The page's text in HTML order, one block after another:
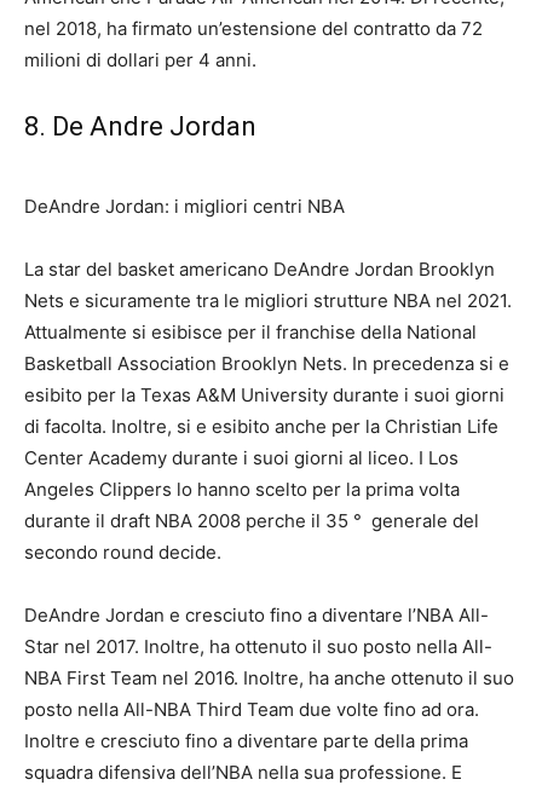
nel 2018, ha firmato un’estensione del contratto da 72
milioni di dollari per 4 anni.
8. De Andre Jordan
DeAndre Jordan: i migliori centri NBA
La star del basket americano DeAndre Jordan Brooklyn
Nets e sicuramente tra le migliori strutture NBA nel 2021.
Attualmente si esibisce per il franchise della National
Basketball Association Brooklyn Nets. In precedenza si e
esibito per la Texas A&M University durante i suoi giorni
di facolta. Inoltre, si e esibito anche per la Christian Life
Center Academy durante i suoi giorni al liceo. I Los
Angeles Clippers lo hanno scelto per la prima volta
durante il draft NBA 2008 perche il 35 ° generale del
secondo round decide.
DeAndre Jordan e cresciuto fino a diventare l’NBA All-
Star nel 2017. Inoltre, ha ottenuto il suo posto nella All-
NBA First Team nel 2016. Inoltre, ha anche ottenuto il suo
posto nella All-NBA Third Team due volte fino ad ora.
Inoltre e cresciuto fino a diventare parte della prima
squadra difensiva dell’NBA nella sua professione. E